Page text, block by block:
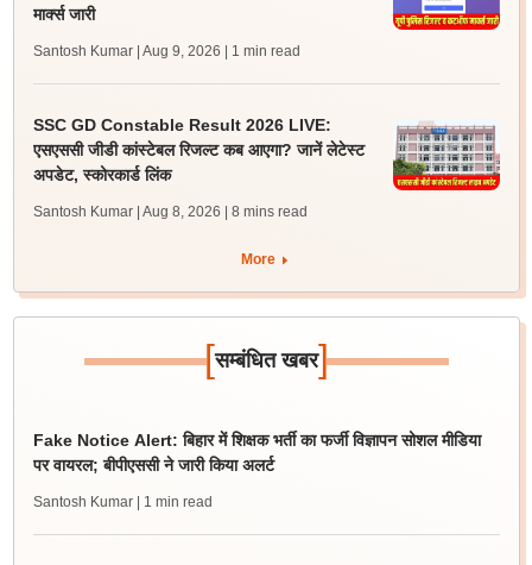
मार्क्स जारी
Santosh Kumar | Aug 9, 2026 | 1 min read
SSC GD Constable Result 2026 LIVE:
एसएससी जीडी कांस्टेबल रिजल्ट कब आएगा? जानें लेटेस्ट
अपडेट, स्कोरकार्ड लिंक
Santosh Kumar | Aug 8, 2026 | 8 mins read
More
[सम्बंधित खबर]
Fake Notice Alert: बिहार में शिक्षक भर्ती का फर्जी विज्ञापन सोशल मीडिया
पर वायरल; बीपीएससी ने जारी किया अलर्ट
Santosh Kumar | 1 min read